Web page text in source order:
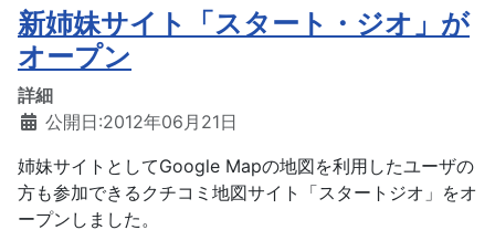
新姉妹サイト「スタート・ジオ」が
オープン
詳細
公開日:2012年06月21日
姉妹サイトとしてGoogle Mapの地図を利用したユーザの
方も参加できるクチコミ地図サイト「スタートジオ」をオ
ープンしました。